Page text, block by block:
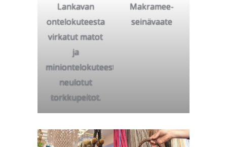
Lankavan
ontelokuteesta
virkatut matot
ja
miniontelokuteesta
neulotut
torkkupeitot.
Makramee-
seinävaate